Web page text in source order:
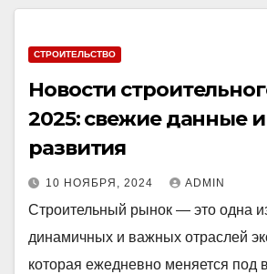
СТРОИТЕЛЬСТВО
Новости
2025: свежие данные
развития
10 НОЯБРЯ, 2024 ADMIN
Строительный рынок — это одна
динамичных и важных отраслей
которая ежедневно меняется под